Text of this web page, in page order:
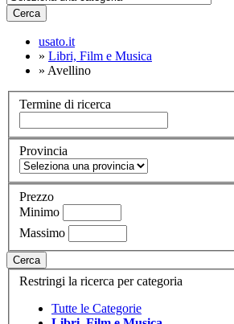
Cerca
usato.it
» Libri, Film e Musica
» Avellino
Termine di ricerca
Provincia
Prezzo
Minimo
Massimo
Cerca
Restringi la ricerca per categoria
Tutte le Categorie